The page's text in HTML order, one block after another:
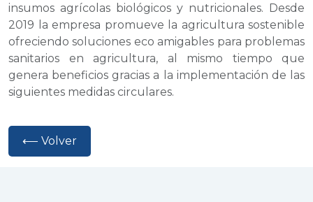
insumos agrícolas biológicos y nutricionales. Desde
2019 la empresa promueve la agricultura sostenible
ofreciendo soluciones eco amigables para problemas
sanitarios en agricultura, al mismo tiempo que
genera beneficios gracias a la implementación de las
siguientes medidas circulares.
⟵ Volver